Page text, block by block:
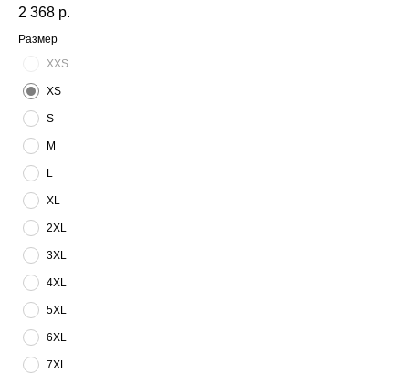
2 368 р.
Размер
XXS
XS
S
M
L
XL
2XL
3XL
4XL
5XL
6XL
7XL